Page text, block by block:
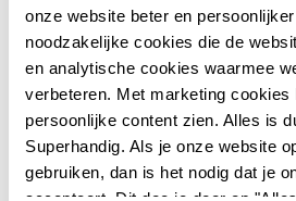
onze website beter en
noodzakelijke cookies die de
en analytische cookies waarmee
verbeteren. Met marketing cookies
persoonlijke content zien. Alles is
Superhandig. Als je onze website
gebruiken, dan is het nodig dat je